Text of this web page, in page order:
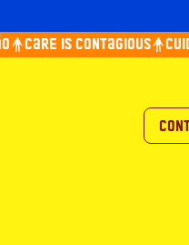
Care is contagious